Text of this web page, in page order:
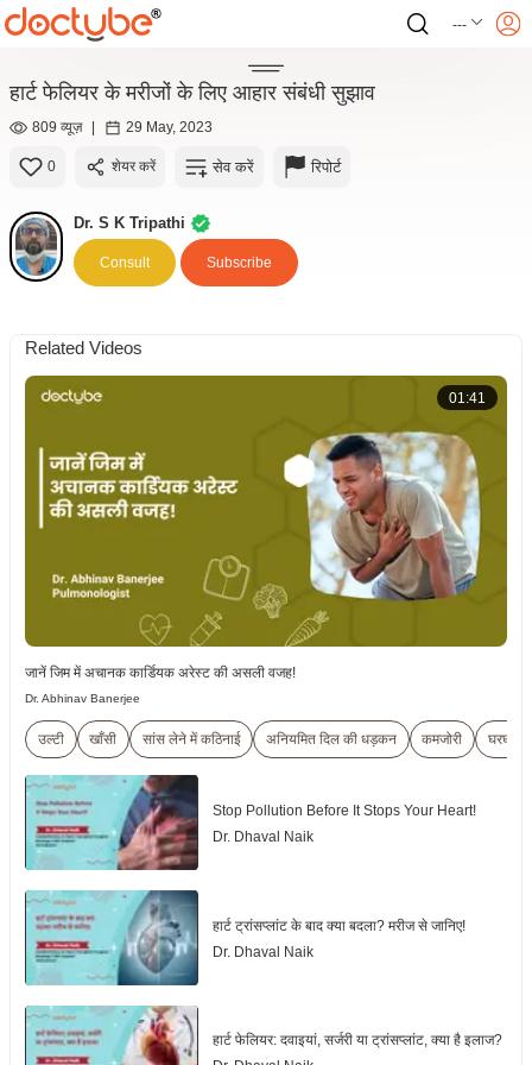
---
हार्ट फेलियर के मरीजों के लिए आहार संबंधी सुझाव
809 व्यूज़ | 29 May, 2023
0 शेयर करें सेव करें रिपोर्ट
Dr. S K Tripathi
Consult Subscribe
Related Videos
01:41
जानें जिम में अचानक कार्डियक अरेस्ट की असली वजह!
Dr. Abhinav Banerjee
उल्टी खाँसी सांस लेने में कठिनाई अनियमित दिल की धड़कन कमजोरी
Stop Pollution Before It Stops Your Heart!
Dr. Dhaval Naik
हार्ट ट्रांसप्लांट के बाद क्या बदला? मरीज से जानिए!
Dr. Dhaval Naik
हार्ट फेलियर: दवाइयां, सर्जरी या ट्रांसप्लांट, क्या है इलाज?